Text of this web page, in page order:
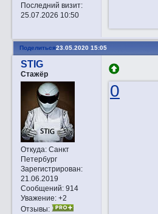
Последний визит:
25.07.2026 10:50
Поделиться23.05.2020 15:05
STIG
Стажёр
Откуда:Санкт
Петербург
Зарегистрирован:
21.06.2019
Сообщений:914
Уважение: +2
Отзывы:
0